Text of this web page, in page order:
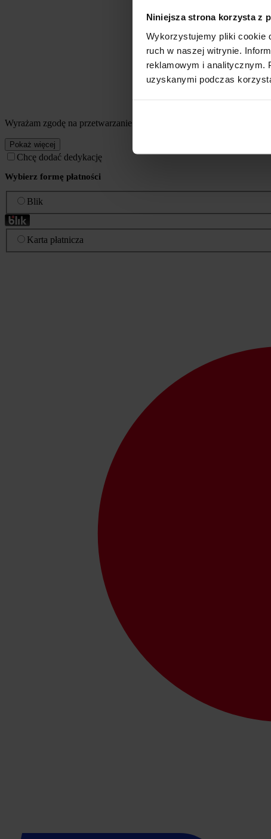
Niniejsza strona korzysta z
Wykorzystujemy pliki cookie
ruch w naszej witrynie.
reklamowym i analitycznym.
uzyskanymi podczas
Wyrażam zgodę na przetwarzanie przez Coffee Media Sp. z o.o.
Pokaż więcej
Chcę dodać dedykację
Wybierz formę płatności
Blik
Karta płatnicza